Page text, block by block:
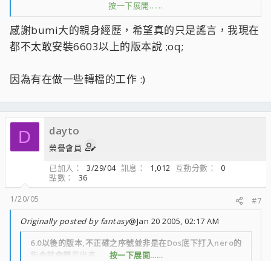
我從以前到現在都速用算號機算出來的序號
隨機燒壞片...........從來沒有發生過
不管是CD還速DVD
第三：
NERO...我從6601、6603、6605到現在的6606都用過....也都沒
啥問題耶 ;ya;
按一下展開……
感謝bumi大的親身經歷，希望真的只是謠言，我現在
都不太敢安裝6603以上的版本說 ;oq;
因為有在做一些轉檔的工作 :)
D dayto
榮譽會員
已加入
3/29/04 訊息 1,012 互動分數
0
點數
36
1/20/05
#7
Originally posted by fantasy@Jan 20 2005, 02:17 AM
6.0以後的版本,不正確之序號並非是在Dos底下打入nero的
指令就會顯示出來,
按一下展開……